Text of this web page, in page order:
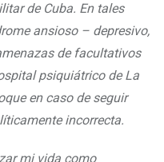
de Cuba. En tales
ansioso – depresivo,
de facultativos
psiquiátrico de La
en caso de seguir
incorrecta.
mi vida como